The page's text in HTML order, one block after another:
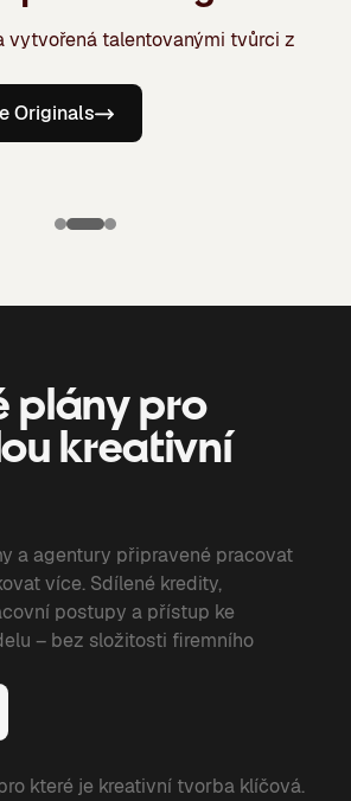
vytvořená talentovanými tvůrci z
Originals
of Bone
plány pro
kreativní
a agentury připravené pracovat
více. Sdílené kredity,
postupy a přístup ke
– bez složitosti firemního
které je kreativní tvorba klíčová.